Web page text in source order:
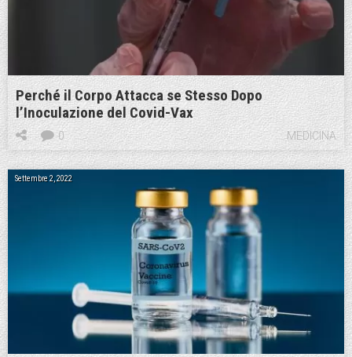
Perché il Corpo Attacca se Stesso Dopo
l’Inoculazione del Covid-Vax
MEDICINA
0
Settembre 2, 2022